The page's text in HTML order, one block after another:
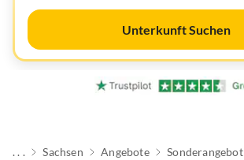
Unterkunft Suchen
. . . Sachsen Angebote Sonderangebot